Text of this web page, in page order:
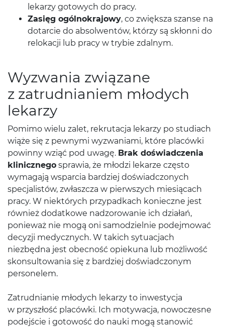
lekarzy gotowych do pracy.
Zasięg ogólnokrajowy, co zwiększa szanse na
dotarcie do absolwentów, którzy są skłonni do
relokacji lub pracy w trybie zdalnym.
Wyzwania związane
z zatrudnianiem młodych
lekarzy
Pomimo wielu zalet, rekrutacja lekarzy po studiach
wiąże się z pewnymi wyzwaniami, które placówki
powinny wziąć pod uwagę. Brak doświadczenia
klinicznego sprawia, że młodzi lekarze często
wymagają wsparcia bardziej doświadczonych
specjalistów, zwłaszcza w pierwszych miesiącach
pracy. W niektórych przypadkach konieczne jest
również dodatkowe nadzorowanie ich działań,
ponieważ nie mogą oni samodzielnie podejmować
decyzji medycznych. W takich sytuacjach
niezbędna jest obecność opiekuna lub możliwość
skonsultowania się z bardziej doświadczonym
personelem.
Zatrudnianie młodych lekarzy to inwestycja
w przyszłość placówki. Ich motywacja, nowoczesne
podejście i gotowość do nauki mogą stanowić